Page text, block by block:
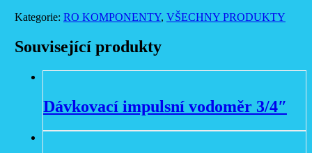
Kategorie: RO KOMPONENTY, VŠECHNY PRODUKTY
Související produkty
Dávkovací impulsní vodoměr 3/4″